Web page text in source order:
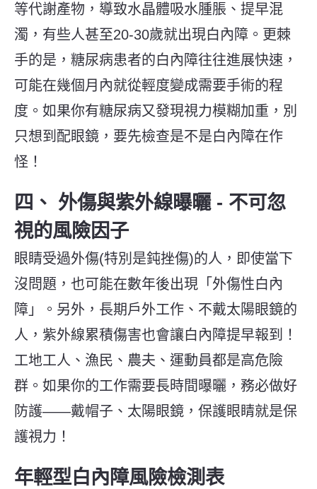
等代謝產物，導致水晶體吸水腫脹、提早混
濁，有些人甚至20-30歲就出現白內障。更棘
手的是，糖尿病患者的白內障往往進展快速，
可能在幾個月內就從輕度變成需要手術的程
度。如果你有糖尿病又發現視力模糊加重，別
只想到配眼鏡，要先檢查是不是白內障在作
怪！
四、 外傷與紫外線曝曬- 不可忽
視的風險因子
眼睛受過外傷(特別是鈍挫傷)的人，即使當下
沒問題，也可能在數年後出現「外傷性白內
障」。另外，長期戶外工作、不戴太陽眼鏡的
人，紫外線累積傷害也會讓白內障提早報到！
工地工人、漁民、農夫、運動員都是高危險
群。如果你的工作需要長時間曝曬，務必做好
防護——戴帽子、太陽眼鏡，保護眼睛就是保
護視力！
年輕型白內障風險檢測表